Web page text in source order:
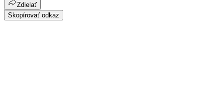
Zdielať
Skopírovať odkaz